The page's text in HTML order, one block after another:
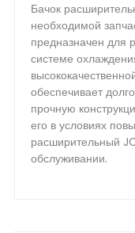
Бачок
необходимой
предназначен для
системе
обеспечивает
прочную
его в условиях
расширительный
обслуживании.